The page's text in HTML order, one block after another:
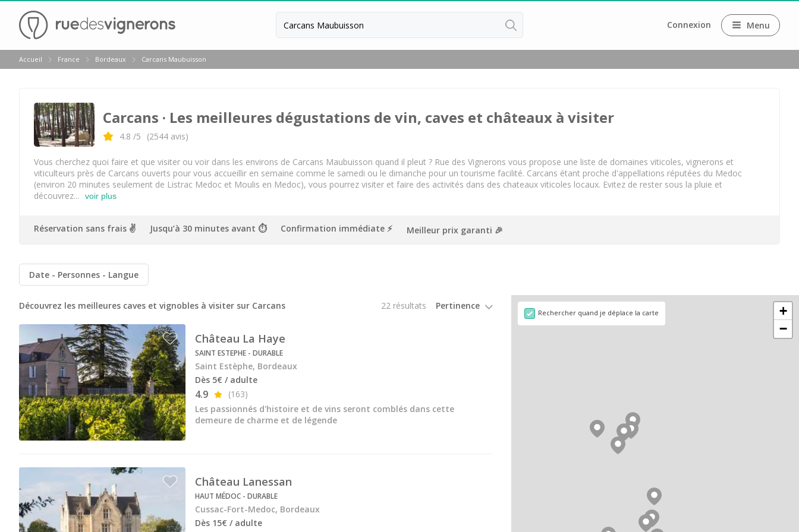
Connexion Menu
Retour
Visite chateau & dégustation vin Margaux
Visite chateau & dégustation vin Pauillac
Visite chateau & dégustation vin Pessac Léognan
Visite chateau & dégustation vin Saint Emilion
Visite chateau & dégustation vin Sauternes
Château Chasse Spleen
Château de la Rivière
Château du Taillan
Château Ferrière
Château Fombrauge
Château Guadet
Château Haut Bailly
Château Lafaurie Peyraguey
Château Lagrange
Château Latour Martillac
Dégustation vin & fromage Bordeaux
Dégustation whisky Bordeaux
Cours d'oenologie Bordeaux
Cours d'oenologie Saint Emilion
Ateliers d'assemblage vin Bordeaux
Accueil France Bordeaux Carcans Maubuisson
Carcans · Les meilleures dégustations de vin, caves et châteaux à visiter
4.8 /5 (2544 avis)
Vous cherchez quoi faire et que visiter ou voir dans les environs de Carcans Maubuisson quand il pleut ? Rue des Vignerons vous propose une liste de domaines viticoles, vignerons et
viticulteurs près de Carcans ouverts pour vous accueillir en semaine comme le samedi ou le dimanche pour un tourisme facilité. Carcans étant proche d'appellations réputées du Medoc
(environ 20 minutes seulement de Listrac Medoc et Moulis en Medoc), vous pourrez visiter et faire des activités dans des chateaux viticoles locaux. Evitez de rester sous la pluie et
découvrez...
voir plus
Réservation sans frais ✌️ Jusqu’à 30 minutes avant ⏱ Confirmation immédiate ⚡️ Meilleur prix garanti 🎉
Date Personnes Langue
Découvrez les meilleures caves et vignobles à visiter sur Carcans 22 résultats
Château La Haye
SAINT ESTEPHE - DURABLE
Saint Estèphe, Bordeaux
Dès 5€ / adulte
4.9
(163)
Les passionnés d'histoire et de vins seront comblés dans cette
demeure de charme et de légende
Château Lanessan
HAUT MÉDOC - DURABLE
Cussac-Fort-Medoc, Bordeaux
Dès 15€ / adulte
+
−
Rechercher quand je déplace la carte